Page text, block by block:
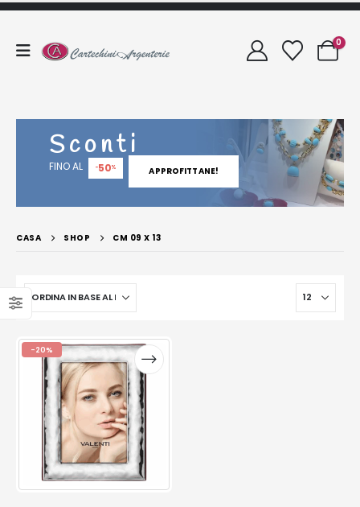
0
Sconti
FINO AL -50% APPROFITTANE!
CASA SHOP CM 09 X 13
-20%